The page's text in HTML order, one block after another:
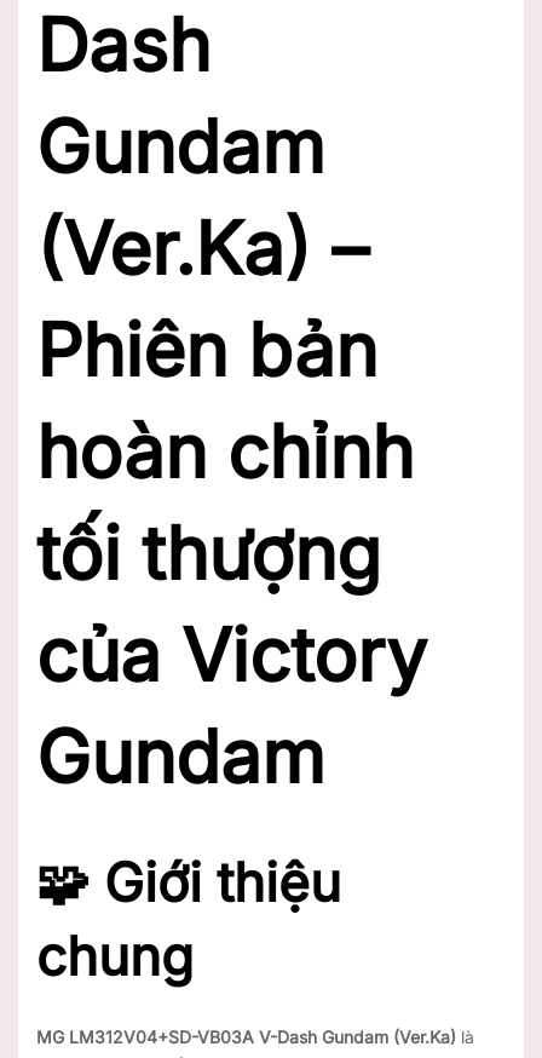
Dash
Gundam
(Ver.Ka) –
Phiên bản
hoàn chỉnh
tối thượng
của Victory
Gundam
🧩 Giới thiệu
chung
MG LM312V04+SD-VB03A V-Dash Gundam (Ver.Ka) là